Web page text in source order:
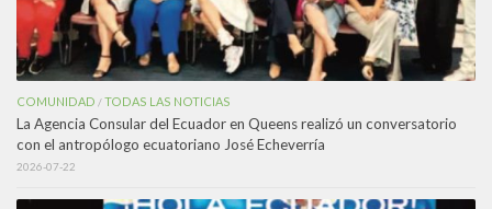
COMUNIDAD /TODAS LAS NOTICIAS
La Agencia Consular del Ecuador en Queens realizó un conversatorio
con el antropólogo ecuatoriano José Echeverría
2026-07-22